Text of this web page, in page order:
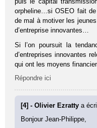
orpheline…si OSEO fait
de mal à motiver les
d’entreprise innovantes…
Si l’on poursuit la
d’entreprises innovantes
qui ont les moyens
Répondre ici
[4] - Olivier Ezrattya
Bonjour Jean-Philippe,